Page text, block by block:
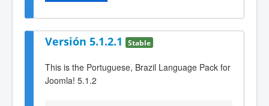
Versión 5.1.2.1 Stable
This is the Portuguese, Brazil Language Pack for
Joomla! 5.1.2